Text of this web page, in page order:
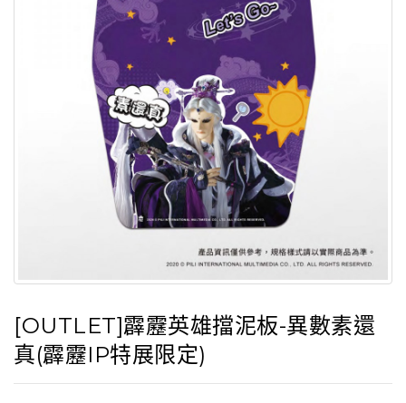
[OUTLET]霹靂英雄擋泥板-異數素還
真(霹靂IP特展限定)